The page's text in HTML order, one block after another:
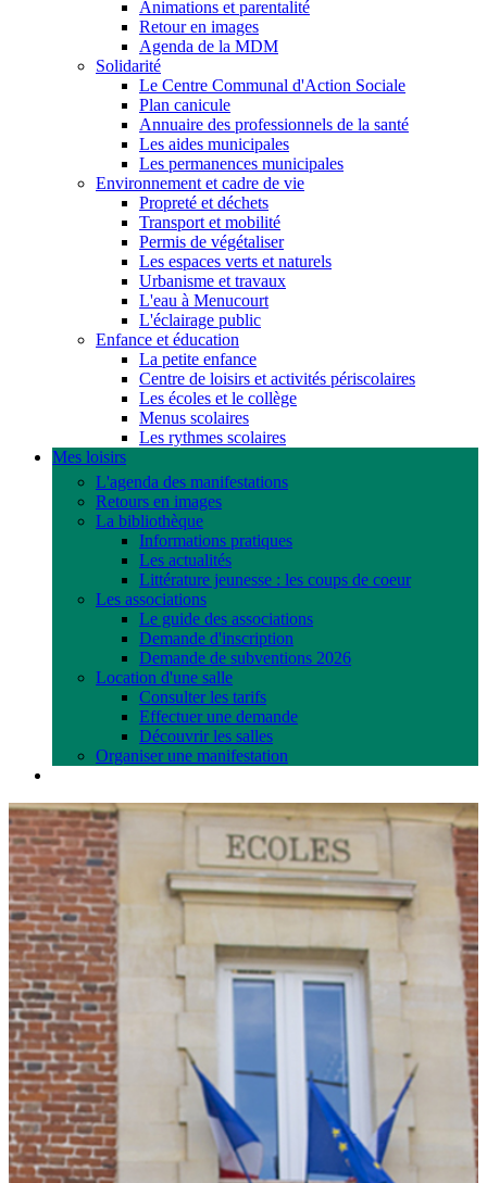
Animations et parentalité
Retour en images
Agenda de la MDM
Solidarité
Le Centre Communal d'Action Sociale
Plan canicule
Annuaire des professionnels de la santé
Les aides municipales
Les permanences municipales
Environnement et cadre de vie
Propreté et déchets
Transport et mobilité
Permis de végétaliser
Les espaces verts et naturels
Urbanisme et travaux
L'eau à Menucourt
L'éclairage public
Enfance et éducation
La petite enfance
Centre de loisirs et activités périscolaires
Les écoles et le collège
Menus scolaires
Les rythmes scolaires
Mes loisirs
L'agenda des manifestations
Retours en images
La bibliothèque
Informations pratiques
Les actualités
Littérature jeunesse : les coups de coeur
Les associations
Le guide des associations
Demande d'inscription
Demande de subventions 2026
Location d'une salle
Consulter les tarifs
Effectuer une demande
Découvrir les salles
Organiser une manifestation